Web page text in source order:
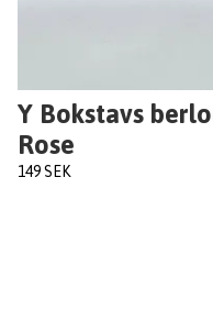
Y Bokstavs
Rose
149 SEK